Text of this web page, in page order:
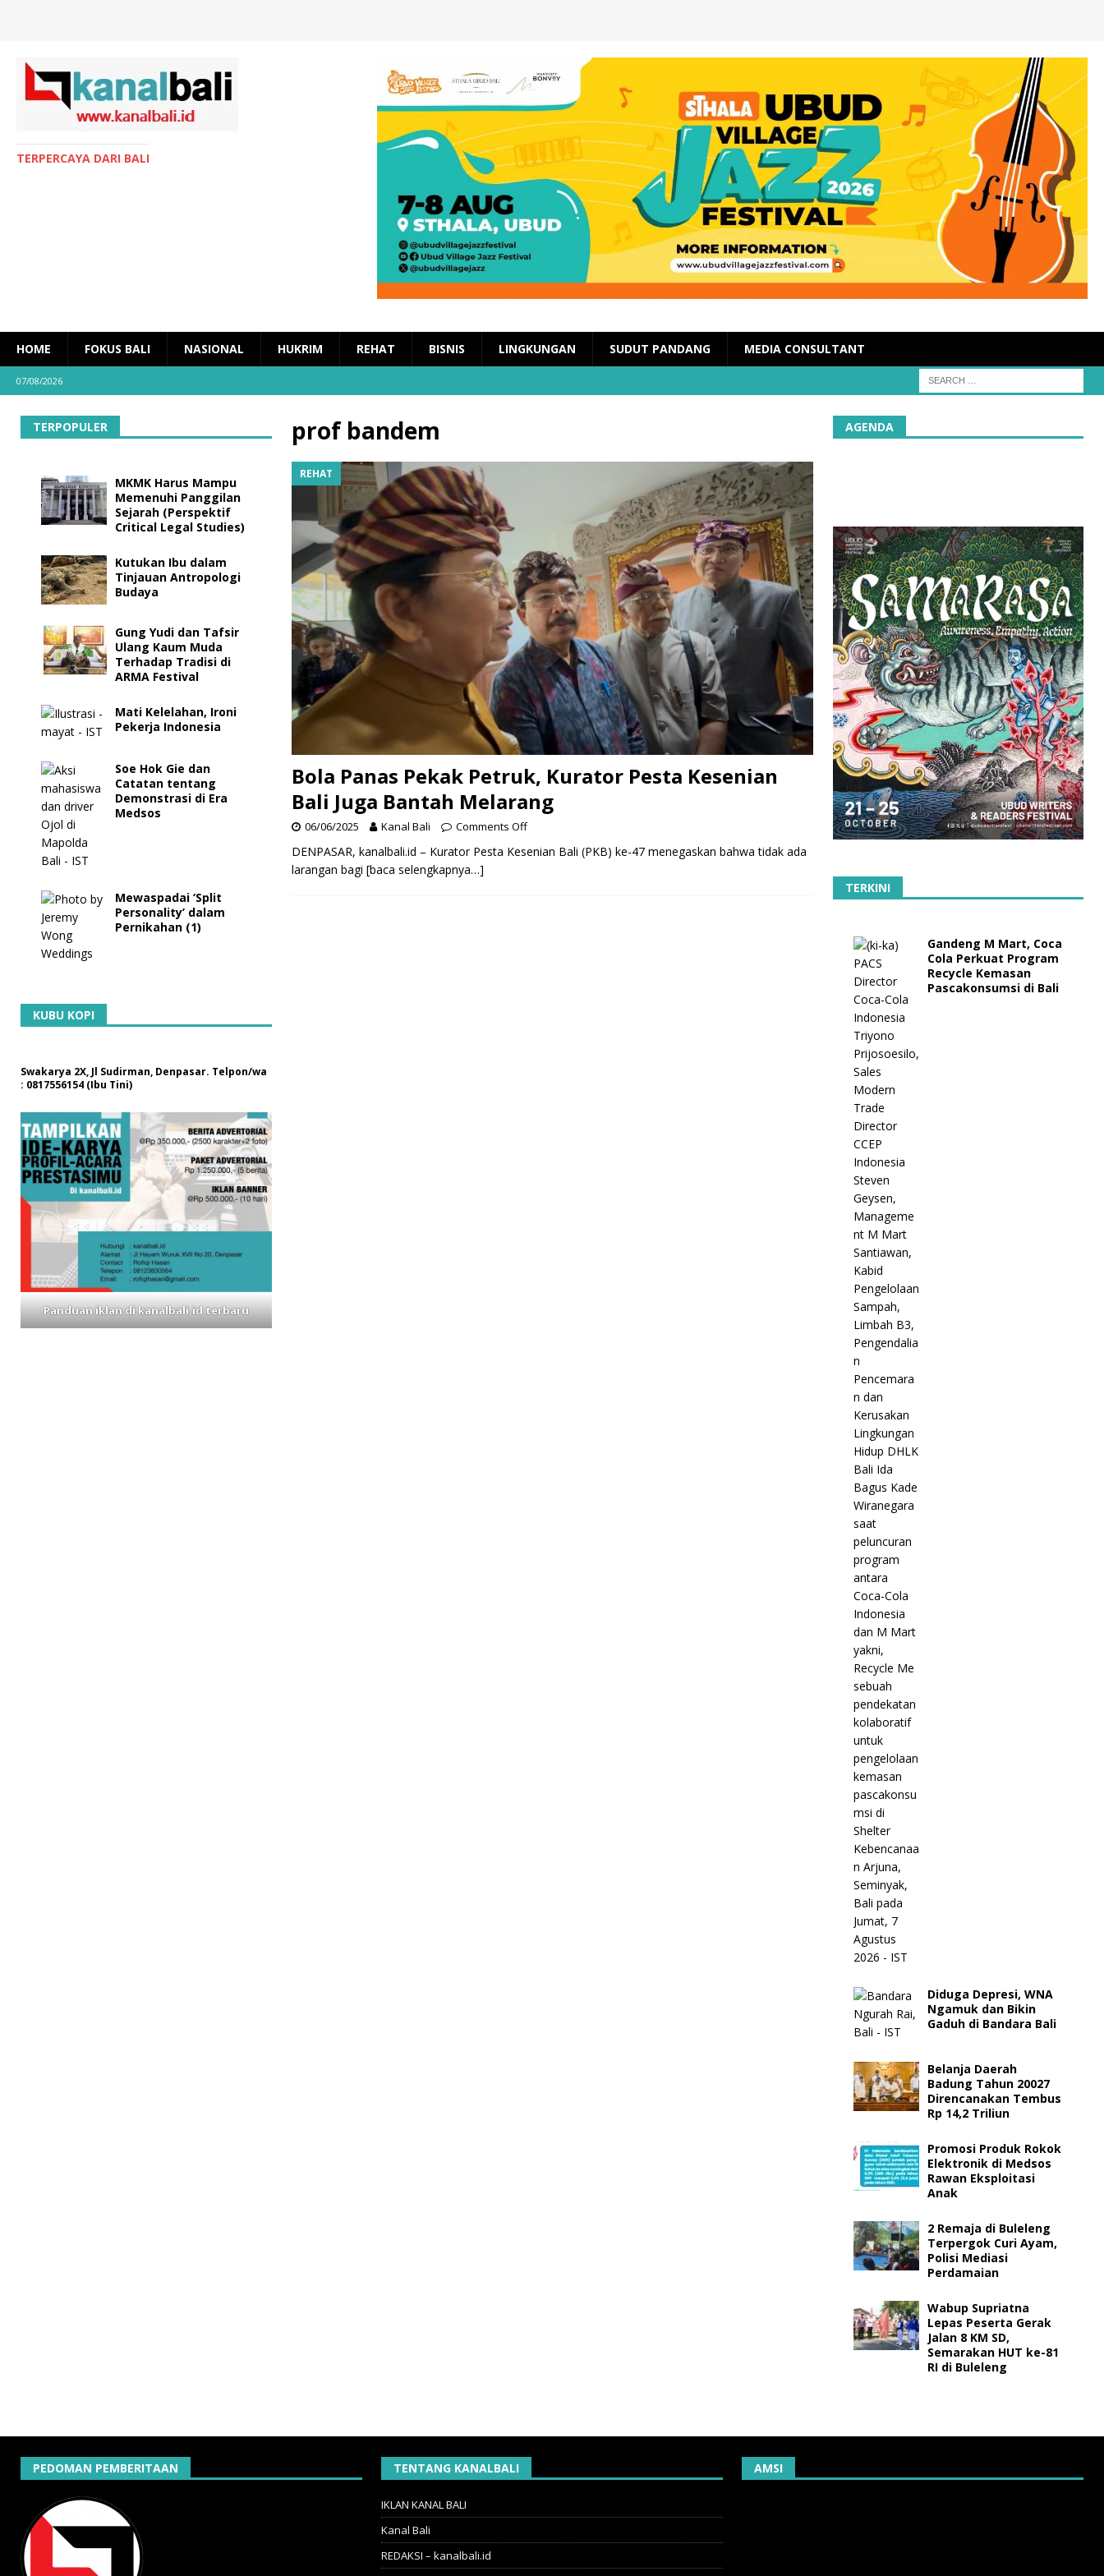
TERPERCAYA DARI BALI
HOME FOKUS BALI NASIONAL HUKRIM REHAT BISNIS LINGKUNGAN SUDUT PANDANG MEDIA CONSULTANT
07/08/2026
prof bandem
REHAT
Bola Panas Pekak Petruk, Kurator Pesta Kesenian
Bali Juga Bantah Melarang
06/06/2025 Kanal Bali Comments Off
DENPASAR, kanalbali.id – Kurator Pesta Kesenian Bali (PKB) ke-47 menegaskan bahwa tidak ada
larangan bagi [baca selengkapnya…]
TERPOPULER
MKMK Harus Mampu
Memenuhi Panggilan
Sejarah (Perspektif
Critical Legal Studies)
Kutukan Ibu dalam
Tinjauan Antropologi
Budaya
Gung Yudi dan Tafsir
Ulang Kaum Muda
Terhadap Tradisi di
ARMA Festival
Mati Kelelahan, Ironi
Pekerja Indonesia
Soe Hok Gie dan
Catatan tentang
Demonstrasi di Era
Medsos
Mewaspadai ‘Split
Personality’ dalam
Pernikahan (1)
KUBU KOPI
Swakarya 2X, Jl Sudirman, Denpasar. Telpon/wa
: 0817556154 (Ibu Tini)
Panduan iklan di kanalbali,id terbaru
AGENDA
TERKINI
Gandeng M Mart, Coca
Cola Perkuat Program
Recycle Kemasan
Pascakonsumsi di Bali
Diduga Depresi, WNA
Ngamuk dan Bikin
Gaduh di Bandara Bali
Belanja Daerah
Badung Tahun 20027
Direncanakan Tembus
Rp 14,2 Triliun
Promosi Produk Rokok
Elektronik di Medsos
Rawan Eksploitasi
Anak
2 Remaja di Buleleng
Terpergok Curi Ayam,
Polisi Mediasi
Perdamaian
Wabup Supriatna
Lepas Peserta Gerak
Jalan 8 KM SD,
Semarakan HUT ke-81
RI di Buleleng
PEDOMAN PEMBERITAAN TENTANG KANALBALI
IKLAN KANAL BALI
Kanal Bali
REDAKSI – kanalbali.id
AMSI